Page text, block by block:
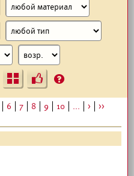
Ъ ?
6 7 8 9 10 ... >
>>